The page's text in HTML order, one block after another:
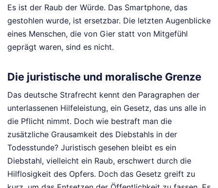
Es ist der Raub der Würde. Das Smartphone, das
gestohlen wurde, ist ersetzbar. Die letzten Augenblicke
eines Menschen, die von Gier statt von Mitgefühl
geprägt waren, sind es nicht.
Die juristische und moralische Grenze
Das deutsche Strafrecht kennt den Paragraphen der
unterlassenen Hilfeleistung, ein Gesetz, das uns alle in
die Pflicht nimmt. Doch wie bestraft man die
zusätzliche Grausamkeit des Diebstahls in der
Todesstunde? Juristisch gesehen bleibt es ein
Diebstahl, vielleicht ein Raub, erschwert durch die
Hilflosigkeit des Opfers. Doch das Gesetz greift zu